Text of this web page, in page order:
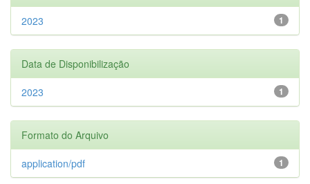
1
2023
Data de Disponibilização
1
2023
Formato do Arquivo
1
application/pdf